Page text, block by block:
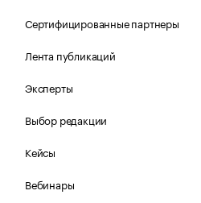
Сертифицированные партнеры
Лента публикаций
Эксперты
Выбор редакции
Кейсы
Вебинары